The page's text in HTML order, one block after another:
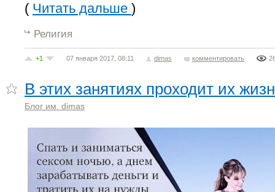
( Читать дальше )
Религия
+1 07 января 2017, 08:11 dimas комментировать
В этих занятиях проходит их
Блог им. dimas